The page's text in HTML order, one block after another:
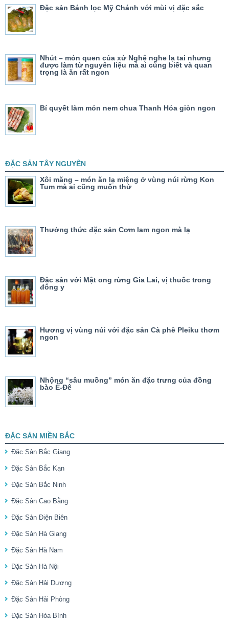
Đặc sản Bánh lọc Mỹ Chánh với mùi vị đặc sắc
Nhút – món quen của xứ Nghệ nghe lạ tai nhưng
được làm từ nguyên liệu mà ai cũng biết và quan
trọng là ăn rất ngon
Bí quyết làm món nem chua Thanh Hóa giòn ngon
ĐẶC SẢN TÂY NGUYÊN
Xôi măng – món ăn lạ miệng ở vùng núi rừng Kon
Tum mà ai cũng muốn thử
Thưởng thức đặc sản Cơm lam ngon mà lạ
Đặc sản với Mật ong rừng Gia Lai, vị thuốc trong
đông y
Hương vị vùng núi với đặc sản Cà phê Pleiku thơm
ngon
Nhộng “sâu muồng” món ăn đặc trưng của đồng
bào Ê-Đê
ĐẶC SẢN MIỀN BẮC
Đặc Sản Bắc Giang
Đặc Sản Bắc Kạn
Đặc Sản Bắc Ninh
Đặc Sản Cao Bằng
Đặc Sản Điện Biên
Đặc Sản Hà Giang
Đặc Sản Hà Nam
Đặc Sản Hà Nội
Đặc Sản Hải Dương
Đặc Sản Hải Phòng
Đặc Sản Hòa Bình